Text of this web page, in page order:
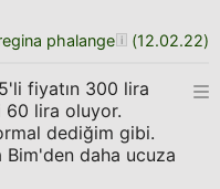
phalange (12.02.22)
fiyatın 300 lira
60 lira oluyor.
dediğim gibi.
daha ucuza